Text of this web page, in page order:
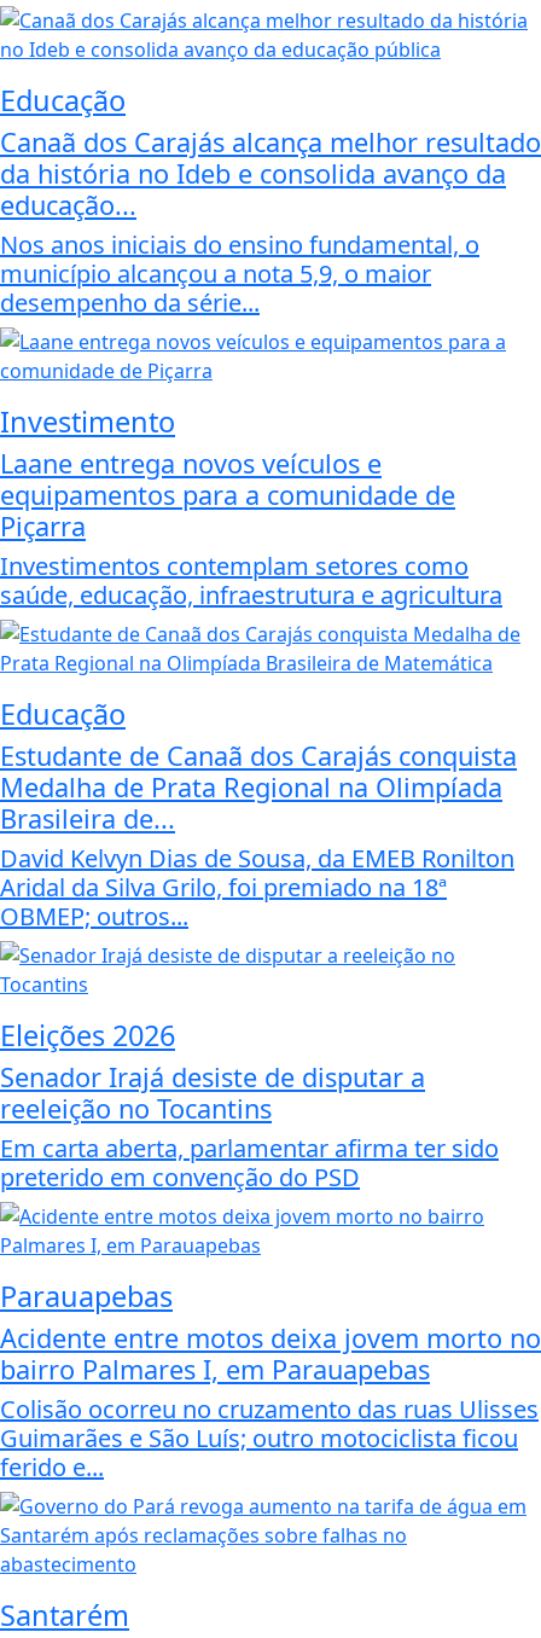
Educação
Canaã dos Carajás alcança melhor resultado
da história no Ideb e consolida avanço da
educação...
Nos anos iniciais do ensino fundamental, o
município alcançou a nota 5,9, o maior
desempenho da série...
Investimento
Laane entrega novos veículos e
equipamentos para a comunidade de
Piçarra
Investimentos contemplam setores como
saúde, educação, infraestrutura e agricultura
Educação
Estudante de Canaã dos Carajás conquista
Medalha de Prata Regional na Olimpíada
Brasileira de...
David Kelvyn Dias de Sousa, da EMEB Ronilton
Aridal da Silva Grilo, foi premiado na 18ª
OBMEP; outros...
Eleições 2026
Senador Irajá desiste de disputar a
reeleição no Tocantins
Em carta aberta, parlamentar afirma ter sido
preterido em convenção do PSD
Parauapebas
Acidente entre motos deixa jovem morto no
bairro Palmares I, em Parauapebas
Colisão ocorreu no cruzamento das ruas Ulisses
Guimarães e São Luís; outro motociclista ficou
ferido e...
Santarém